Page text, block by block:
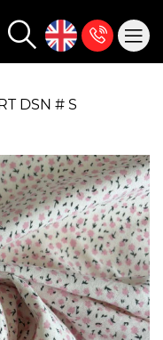
DSN # S